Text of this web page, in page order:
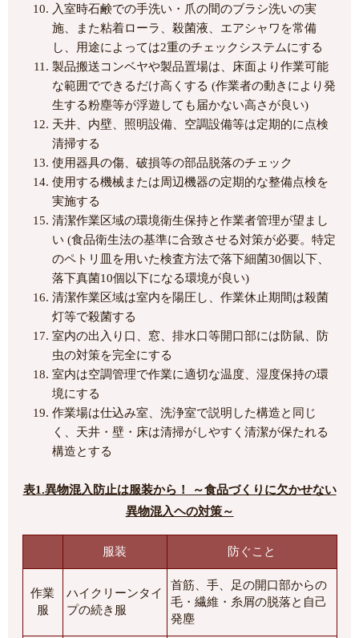
入室時石鹸での手洗い・爪の間のブラシ洗いの実
施、また粘着ローラ、殺菌液、エアシャワを常備
し、用途によっては2重のチェックシステムにする
製品搬送コンベヤや製品置場は、床面より作業可能
な範囲でできるだけ高くする (作業者の動きにより発
生する粉塵等が浮遊しても届かない高さが良い)
天井、内壁、照明設備、空調設備等は定期的に点検
清掃する
使用器具の傷、破損等の部品脱落のチェック
使用する機械または周辺機器の定期的な整備点検を
実施する
清潔作業区域の環境衛生保持と作業者管理が望まし
い (食品衛生法の基準に合致させる対策が必要。特定
のペトリ皿を用いた検査方法で落下細菌30個以下、
落下真菌10個以下になる環境が良い)
清潔作業区域は室内を陽圧し、作業休止期間は殺菌
灯等で殺菌する
室内の出入り口、窓、排水口等開口部には防鼠、防
虫の対策を完全にする
室内は空調管理で作業に適切な温度、湿度保持の環
境にする
作業場は仕込み室、洗浄室で説明した構造と同じ
く、天井・壁・床は清掃がしやすく清潔が保たれる
構造とする
表1.異物混入防止は服装から！ ～食品づくりに欠かせない
異物混入ヘの対策～
服装 防ぐこと
作業
服
ハイクリーンタイ
プの続き服
首筋、手、足の開口部からの
毛・繊維・糸屑の脱落と自己
発塵